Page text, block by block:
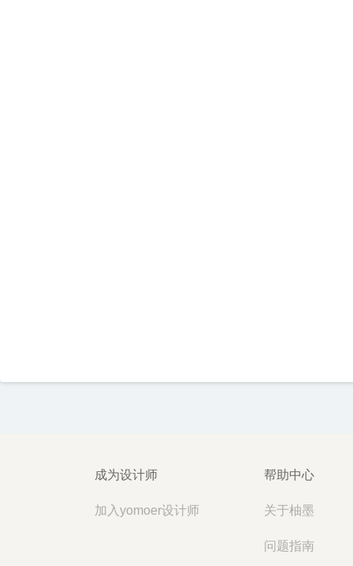
成为设计师
加入yomoer设计师
帮助中心
关于柚墨
问题指南